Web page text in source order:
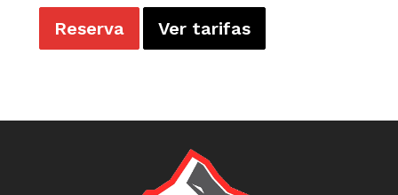
Reserva Ver tarifas